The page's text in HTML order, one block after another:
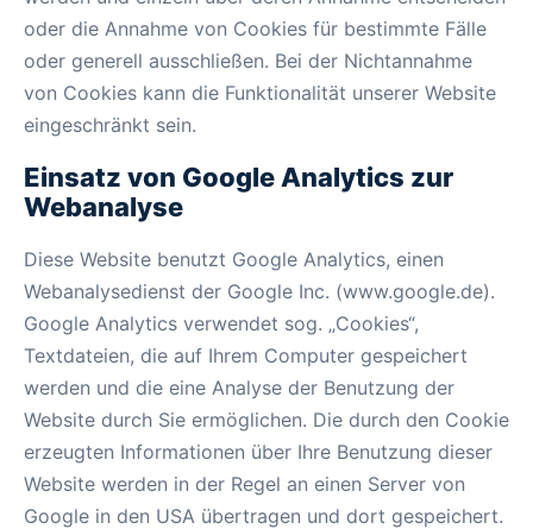
oder die Annahme von Cookies für bestimmte Fälle
oder generell ausschließen. Bei der Nichtannahme
von Cookies kann die Funktionalität unserer Website
eingeschränkt sein.
Einsatz von Google Analytics zur
Webanalyse
Diese Website benutzt Google Analytics, einen
Webanalysedienst der Google Inc. (www.google.de).
Google Analytics verwendet sog. „Cookies“,
Textdateien, die auf Ihrem Computer gespeichert
werden und die eine Analyse der Benutzung der
Website durch Sie ermöglichen. Die durch den Cookie
erzeugten Informationen über Ihre Benutzung dieser
Website werden in der Regel an einen Server von
Google in den USA übertragen und dort gespeichert.